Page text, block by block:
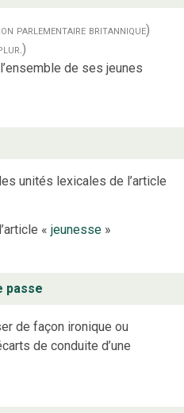
parlementaire britannique)
de ses jeunes
unités lexicales de l’article
« jeunesse»
passe
de façon ironique ou
de conduite d’une